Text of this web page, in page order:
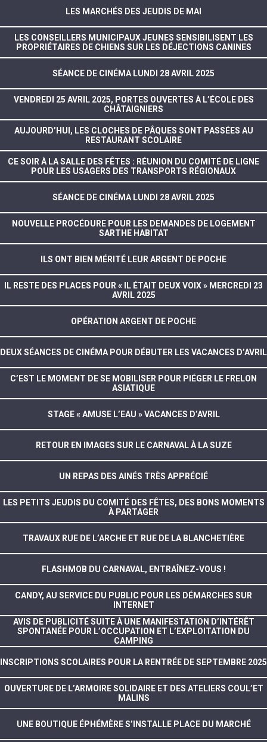
LES MARCHÉS DES JEUDIS DE MAI
LES CONSEILLERS MUNICIPAUX JEUNES SENSIBILISENT LES
PROPRIÉTAIRES DE CHIENS SUR LES DÉJECTIONS CANINES
SÉANCE DE CINÉMA LUNDI 28 AVRIL 2025
VENDREDI 25 AVRIL 2025, PORTES OUVERTES À L’ÉCOLE DES
CHÂTAIGNIERS
AUJOURD’HUI, LES CLOCHES DE PÂQUES SONT PASSÉES AU
RESTAURANT SCOLAIRE
CE SOIR À LA SALLE DES FÊTES : RÉUNION DU COMITÉ DE LIGNE
POUR LES USAGERS DES TRANSPORTS RÉGIONAUX
SÉANCE DE CINÉMA LUNDI 28 AVRIL 2025
NOUVELLE PROCÉDURE POUR LES DEMANDES DE LOGEMENT
SARTHE HABITAT
ILS ONT BIEN MÉRITÉ LEUR ARGENT DE POCHE
IL RESTE DES PLACES POUR « IL ÉTAIT DEUX VOIX » MERCREDI 23
AVRIL 2025
OPÉRATION ARGENT DE POCHE
DEUX SÉANCES DE CINÉMA POUR DÉBUTER LES VACANCES D’AVRIL
C’EST LE MOMENT DE SE MOBILISER POUR PIÉGER LE FRELON
ASIATIQUE
STAGE « AMUSE L’EAU » VACANCES D’AVRIL
RETOUR EN IMAGES SUR LE CARNAVAL À LA SUZE
UN REPAS DES AINÉS TRÈS APPRÉCIÉ
LES PETITS JEUDIS DU COMITÉ DES FÊTES, DES BONS MOMENTS
À PARTAGER
TRAVAUX RUE DE L’ARCHE ET RUE DE LA BLANCHETIÈRE
FLASHMOB DU CARNAVAL, ENTRAÎNEZ-VOUS !
CANDY, AU SERVICE DU PUBLIC POUR LES DÉMARCHES SUR
INTERNET
AVIS DE PUBLICITÉ SUITE À UNE MANIFESTATION D’INTÉRÊT
SPONTANÉE POUR L’OCCUPATION ET L’EXPLOITATION DU
CAMPING
INSCRIPTIONS SCOLAIRES POUR LA RENTRÉE DE SEPTEMBRE 2025
OUVERTURE DE L’ARMOIRE SOLIDAIRE ET DES ATELIERS COUL’ET
MALINS
UNE BOUTIQUE ÉPHÉMÈRE S’INSTALLE PLACE DU MARCHÉ